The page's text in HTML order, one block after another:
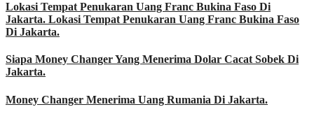
Lokasi Tempat Penukaran Uang Franc Bukina Faso Di
Jakarta. Lokasi Tempat Penukaran Uang Franc Bukina Faso
Di Jakarta.
Siapa Money Changer Yang Menerima Dolar Cacat Sobek Di
Jakarta.
Money Changer Menerima Uang Rumania Di Jakarta.